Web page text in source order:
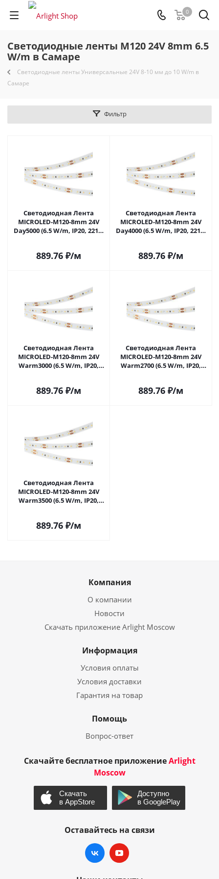
0
Светодиодные ленты M120 24V 8mm 6.5
W/m в Самаре
Светодиодные ленты Универсальные 24V 8-10 мм до 10 W/m в
Самаре
Фильтр
Светодиодная Лента
MICROLED-M120-8mm 24V
Day5000 (6.5 W/m, IP20, 2216,
889.76 ₽/м
Светодиодная Лента
MICROLED-M120-8mm 24V
Day4000 (6.5 W/m, IP20, 2216,
889.76 ₽/м
Светодиодная Лента
MICROLED-M120-8mm 24V
Warm3000 (6.5 W/m, IP20,
Самаре
889.76 ₽/м
Светодиодная Лента
MICROLED-M120-8mm 24V
Warm2700 (6.5 W/m, IP20,
Самаре
889.76 ₽/м
Светодиодная Лента
MICROLED-M120-8mm 24V
Warm3500 (6.5 W/m, IP20,
889.76 ₽/м
Компания
О компании
Новости
Скачать приложение Arlight Moscow
Информация
Условия оплаты
Условия доставки
Гарантия на товар
Помощь
Вопрос-ответ
Скачайте бесплатное приложениеArlight
Moscow
Оставайтесь на связи